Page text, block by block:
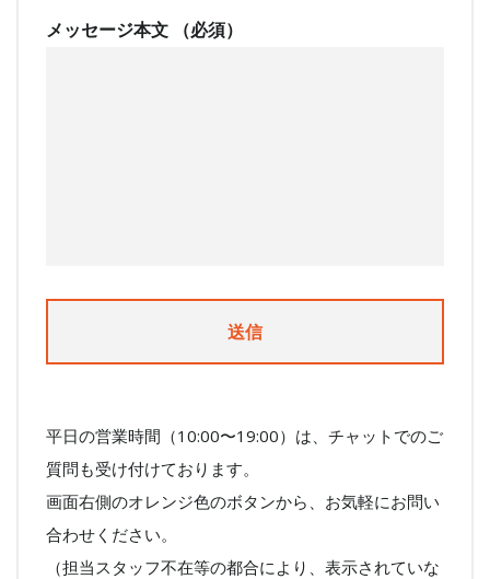
メッセージ本文 （必須）
平日の営業時間（10:00〜19:00）は、チャットでのご
質問も受け付けております。
画面右側のオレンジ色のボタンから、お気軽にお問い
合わせください。
（担当スタッフ不在等の都合により、表示されていな